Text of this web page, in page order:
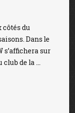
côtés du
Dans le
s’affichera sur
de la ...